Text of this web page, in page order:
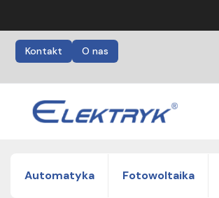
Kontakt O nas
Automatyka Fotowoltaika